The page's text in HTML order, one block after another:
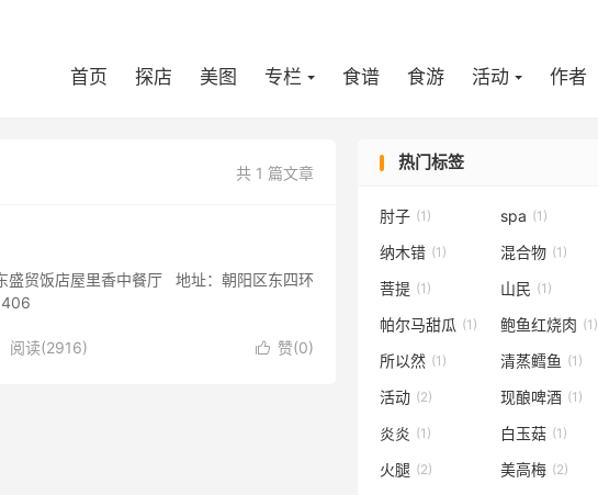
首页 探店 美图 专栏 食谱 食游 活动 作者
共 1 篇文章
贸饭店屋里香中餐厅 地址：朝阳区东四环
 赞(0)
阅读(2916)
热门标签
肘子 (1) spa (1)
纳木错 (1) 混合物 (1)
菩提 (1) 山民 (1)
帕尔马甜瓜 (1) 鲍鱼红烧肉 (1)
所以然 (1) 清蒸鳕鱼 (1)
活动 (2) 现酿啤酒 (1)
炎炎 (1) 白玉菇 (1)
火腿 (2) 美高梅 (2)